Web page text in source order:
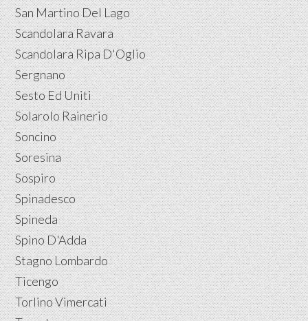
San Martino Del Lago
Scandolara Ravara
Scandolara Ripa D'Oglio
Sergnano
Sesto Ed Uniti
Solarolo Rainerio
Soncino
Soresina
Sospiro
Spinadesco
Spineda
Spino D'Adda
Stagno Lombardo
Ticengo
Torlino Vimercati